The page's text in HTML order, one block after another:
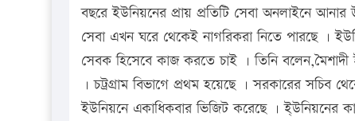
বছরে ইউনিয়নের প্রায় প্রতিটি সেবা অনলাইনে
সেবা এখন ঘরে থেকেই নাগরিকরা নিতে পারছে ।
সেবক হিসেবে কাজ করতে চাই । তিনি বলেন,মৈশাদী
। চট্রগ্রাম বিভাগে প্রথম হয়েছে । সরকারের সচিব
ইউনিয়নে একাধিকবার ভিজিট করেছে । ই্উনিয়নের